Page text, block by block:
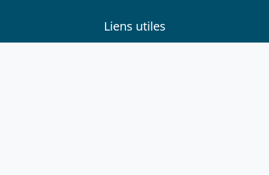
Liens utiles
Cotation des circuits